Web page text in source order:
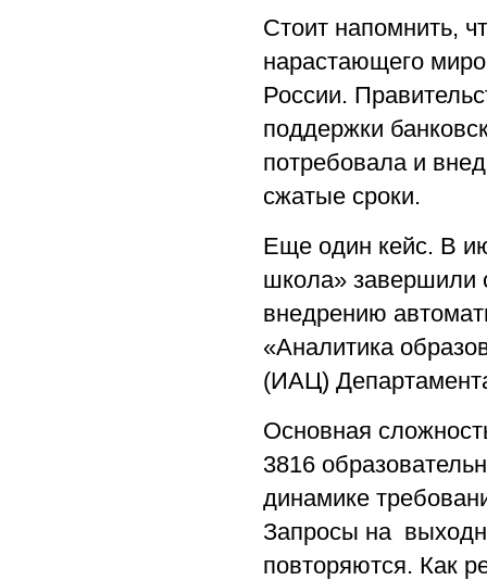
Стоит напомнить,
нарастающего
России.
поддержки
потребовала и
сжатые сроки.
Еще один кейс. В
школа» завершили
внедрению
«Аналитика
(ИАЦ)
Основная
3816
динамике
Запросы на
повторяются. Как